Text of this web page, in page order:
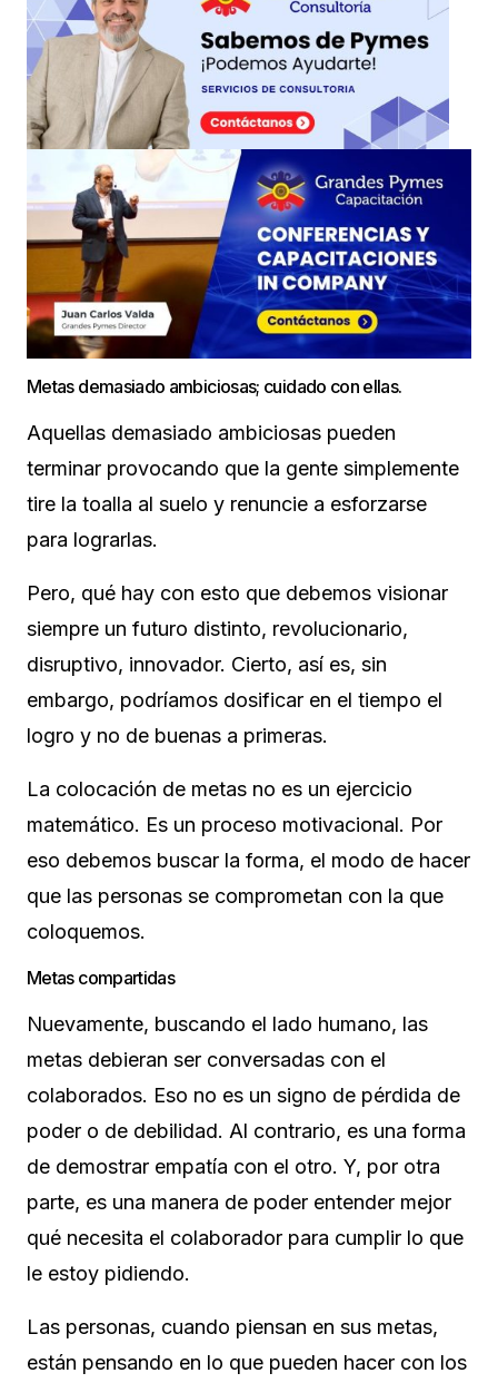
Metas demasiado ambiciosas; cuidado con ellas.
Aquellas demasiado ambiciosas pueden
terminar provocando que la gente simplemente
tire la toalla al suelo y renuncie a esforzarse
para lograrlas.
Pero, qué hay con esto que debemos visionar
siempre un futuro distinto, revolucionario,
disruptivo, innovador. Cierto, así es, sin
embargo, podríamos dosificar en el tiempo el
logro y no de buenas a primeras.
La colocación de metas no es un ejercicio
matemático. Es un proceso motivacional. Por
eso debemos buscar la forma, el modo de hacer
que las personas se comprometan con la que
coloquemos.
Metas compartidas
Nuevamente, buscando el lado humano, las
metas debieran ser conversadas con el
colaborados. Eso no es un signo de pérdida de
poder o de debilidad. Al contrario, es una forma
de demostrar empatía con el otro. Y, por otra
parte, es una manera de poder entender mejor
qué necesita el colaborador para cumplir lo que
le estoy pidiendo.
Las personas, cuando piensan en sus metas,
están pensando en lo que pueden hacer con los